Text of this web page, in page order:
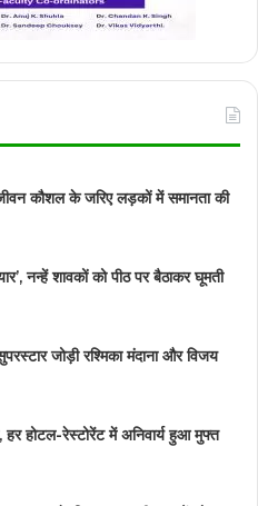
कौशल के जरिए लड़कों में समानता की
नन्हें शावकों को पीठ पर बैठाकर घूमती
जोड़ी रश्मिका मंदाना और विजय
होटल-रेस्टोरेंट में अनिवार्य हुआ मुफ्त